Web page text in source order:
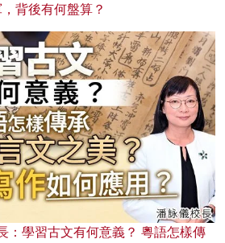
背後有何盤算？
：學習古文有何意義？ 粵語怎樣傳